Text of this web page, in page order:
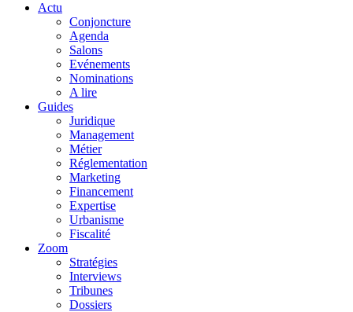
Actu
Conjoncture
Agenda
Salons
Evénements
Nominations
A lire
Guides
Juridique
Management
Métier
Réglementation
Marketing
Financement
Expertise
Urbanisme
Fiscalité
Zoom
Stratégies
Interviews
Tribunes
Dossiers